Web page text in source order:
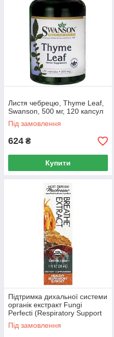
Листя чебрецю, Thyme Leaf,
Swanson, 500 мг, 120 капсул
Під замовлення
624 ₴
Купити
Підтримка дихальної системи
органік екстракт Fungi
Perfecti (Respiratory Support
Host Defense) 30 мл
Під замовлення